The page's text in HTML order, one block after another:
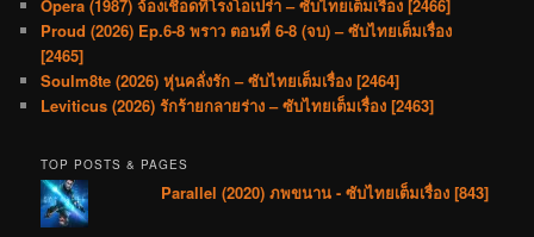
Opera (1987) จ้องเชือดที่โรงโอเปร่า – ซับไทยเต็มเรื่อง [2466]
Proud (2026) Ep.6-8 พราว ตอนที่ 6-8 (จบ) – ซับไทยเต็มเรื่อง
[2465]
Soulm8te (2026) หุ่นคลั่งรัก – ซับไทยเต็มเรื่อง [2464]
Leviticus (2026) รักร้ายกลายร่าง – ซับไทยเต็มเรื่อง [2463]
TOP POSTS & PAGES
Parallel (2020) ภพขนาน - ซับไทยเต็มเรื่อง [843]